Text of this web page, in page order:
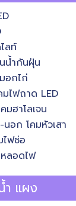
ลท์
น้ำกันฝุ่น
อกไก่
มไฟถาด LED
มฮาโลเจน
อก โคมหัวเสา
ไฟช่อ
ลอดไฟ
แผง